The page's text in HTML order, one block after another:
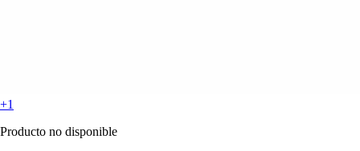
+1
Producto no disponible